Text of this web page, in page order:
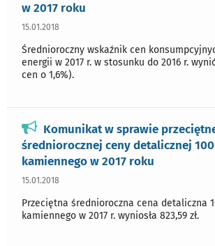
w 2017 roku
15.01.2018
Średnioroczny wskaźnik cen
energii w 2017 r. w stosunku do 2016 r.
cen o 1,6%).
Komunikat w sprawie
średniorocznej ceny detalicznej
kamiennego w 2017 roku
15.01.2018
Przeciętna średnioroczna cena detaliczna
kamiennego w 2017 r. wyniosła 823,59 zł.